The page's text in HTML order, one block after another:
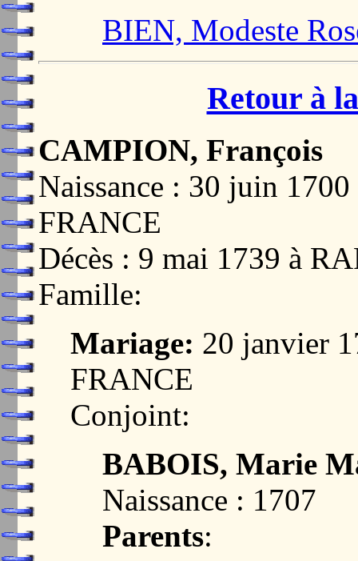
BIEN, Modeste
Retour à
CAMPION, François
Naissance : 30 juin
FRANCE
Décès : 9 mai 1739 à
Famille:
Mariage: 20 janvier
FRANCE
Conjoint:
BABOIS, Marie
Naissance : 1707
Parents: